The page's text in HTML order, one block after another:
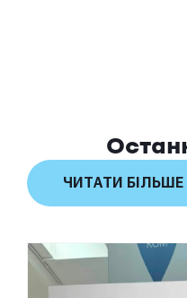
ЧИТАТИ БІЛЬШЕ